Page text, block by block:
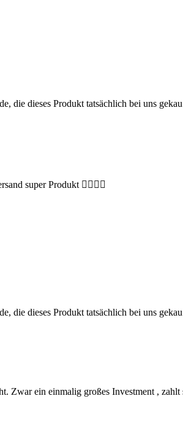
die dieses Produkt tatsächlich bei uns
super Produkt 👍🏼👍🏼
die dieses Produkt tatsächlich bei uns
Zwar ein einmalig großes Investment , zahlt